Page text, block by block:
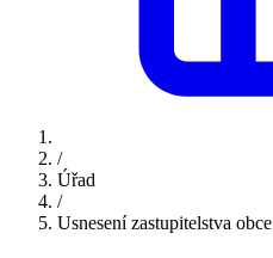
/
Úřad
/
Usnesení zastupitelstva obce